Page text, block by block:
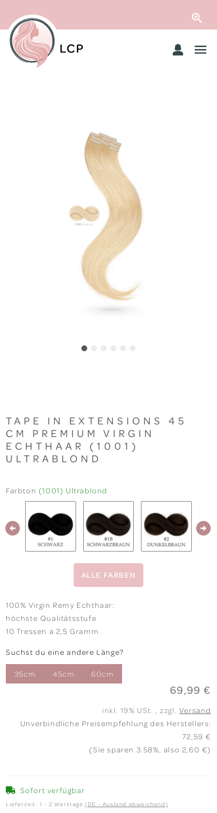
TAPE IN EXTENSIONS 45
CM PREMIUM VIRGIN
ECHTHAAR (1001)
ULTRABLOND
Farbton (1001) Ultrablond
ALLE FARBEN
100% Virgin Remy Echthaar:
höchste Qualitätsstufe
10 Tressen a 2,5 Gramm
Suchst du eine andere Länge?
35cm 45cm 60cm
69,99 €
inkl. 19% USt. , zzgl. Versand
Unverbindliche Preisempfehlung des Herstellers:
72,59 €
(Sie sparen 3.58%, also 2,60 €)
Sofort verfügbar
Lieferzeit:1 - 2 Werktage(DE - Ausland abweichend)